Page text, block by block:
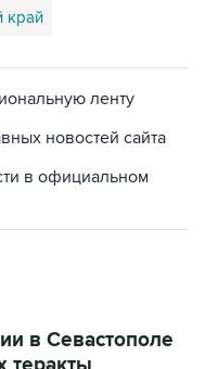
край
ленту
новостей сайта
в официальном
в Севастополе